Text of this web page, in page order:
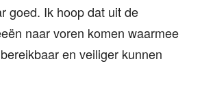
goed. Ik hoop dat uit de
naar voren komen waarmee
en veiliger kunnen